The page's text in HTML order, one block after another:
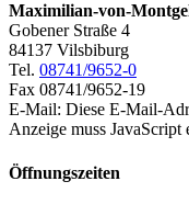
Maximilian-von-
Gobener Straße 4
84137 Vilsbiburg
Tel. 08741/9652-0
Fax 08741/9652-19
E-Mail: Diese E-Mail-
Anzeige muss JavaScript
Öffnungszeiten